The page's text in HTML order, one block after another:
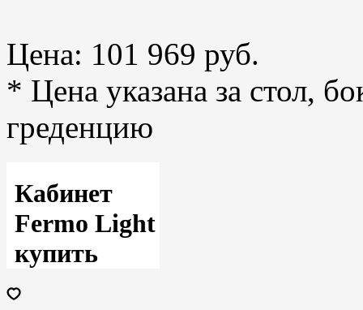
Цена: 101 969 руб.
* Цена указана за стол,
греденцию
Кабинет
Fermo Light
купить